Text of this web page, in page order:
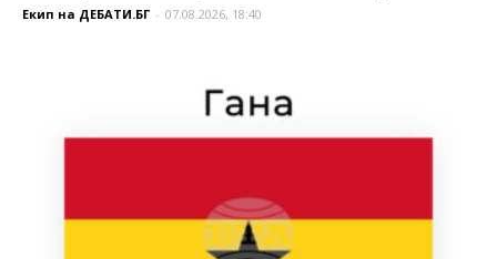
Екип на ДЕБАТИ.БГ - 07.08.2026, 18:40